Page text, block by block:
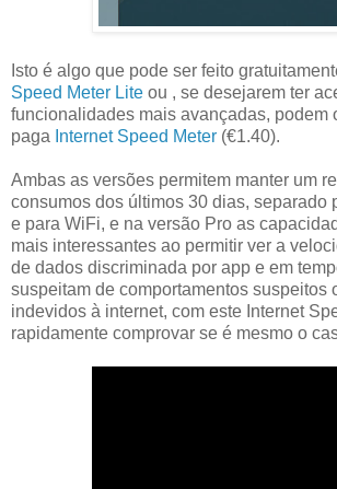
Isto é algo que pode ser feito
Speed Meter Lite ou , se desejarem ter
funcionalidades mais avançadas, podem
paga Internet Speed Meter (€1.40).
Ambas as versões permitem manter um
consumos dos últimos 30 dias, separado
e para WiFi, e na versão Pro as
mais interessantes ao permitir ver a
de dados discriminada por app e em
suspeitam de comportamentos suspeitos
indevidos à internet, com este Internet
rapidamente comprovar se é mesmo o